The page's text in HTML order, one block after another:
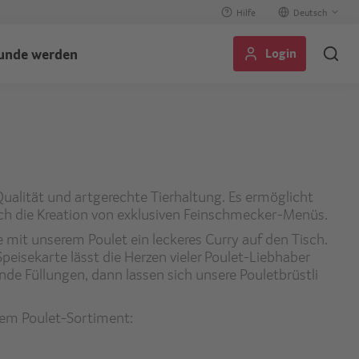
Hilfe
Select
your
language
werden Login
und artgerechte Tierhaltung. Es ermöglicht
die Kreation von exklusiven Feinschmecker-Menüs.
unserem Poulet ein leckeres Curry auf den Tisch.
lässt die Herzen vieler Poulet-Liebhaber
Füllungen, dann lassen sich unsere Pouletbrüstli
Poulet-Sortiment: